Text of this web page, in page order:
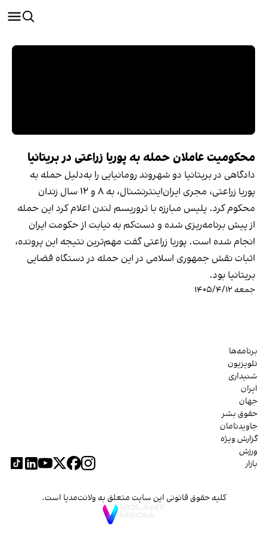
محکومیت عاملان حمله به پوریا زراعتی در بریتانیا
دادگاهی در بریتانیا دو شهروند رومانیایی را به‌دلیل حمله به
پوریا زراعتی، مجری ایران‌اینترنشنال، به ۸ و ۱۲ سال زندان
محکوم کرد. پلیس مبارزه با تروریسم لندن اعلام کرد این حمله
از پیش برنامه‌ریزی شده و دست‌کم به نیابت از حکومت ایران
انجام شده است. پوریا زراعتی گفت مهم‌ترین نتیجه این پرونده،
اثبات نقش جمهوری اسلامی در این حمله در دستگاه قضایی
بریتانیا بود.
جمعه ۱۴۰۵/۴/۱۲
برنامه‌ها
تلویزیون
شنیداری
ایران
جهان
حقوق بشر
جاویدنامان
گزارش ویژه
ورزش
بازار
کلیه حقوق قانونی این سایت متعلق به ولانت‌مدیا است.